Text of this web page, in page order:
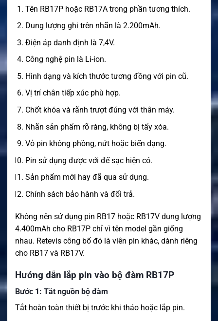
Tên RB17P hoặc RB17A trong phần tương thích.
Dung lượng ghi trên nhãn là 2.200mAh.
Điện áp danh định là 7,4V.
Công nghệ pin là Li-ion.
Hình dạng và kích thước tương đồng với pin cũ.
Vị trí chân tiếp xúc phù hợp.
Chốt khóa và rãnh trượt đúng với thân máy.
Nhãn sản phẩm rõ ràng, không bị tẩy xóa.
Vỏ pin không phồng, nứt hoặc biến dạng.
Pin sử dụng được với đế sạc hiện có.
Sản phẩm mới hay đã qua sử dụng.
Chính sách bảo hành và đổi trả.
Không nên sử dụng pin RB17 hoặc RB17V dung lượng
4.400mAh cho RB17P chỉ vì tên model gần giống
nhau. Retevis công bố đó là viên pin khác, dành riêng
cho RB17 và RB17V.
Hướng dẫn lắp pin vào bộ đàm RB17P
Bước 1: Tắt nguồn bộ đàm
Tắt hoàn toàn thiết bị trước khi tháo hoặc lắp pin.